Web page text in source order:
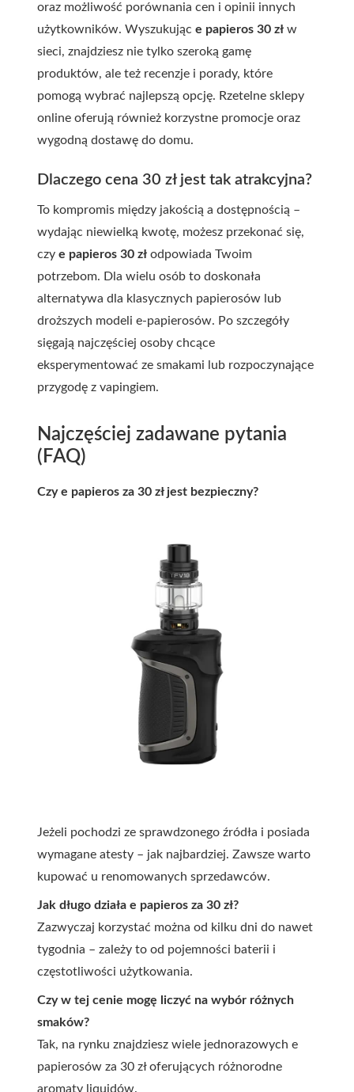
oraz możliwość porównania cen i opinii innych
użytkowników. Wyszukując e papieros 30 zł w
sieci, znajdziesz nie tylko szeroką gamę
produktów, ale też recenzje i porady, które
pomogą wybrać najlepszą opcję. Rzetelne sklepy
online oferują również korzystne promocje oraz
wygodną dostawę do domu.
Dlaczego cena 30 zł jest tak atrakcyjna?
To kompromis między jakością a dostępnością –
wydając niewielką kwotę, możesz przekonać się,
czy e papieros 30 zł odpowiada Twoim
potrzebom. Dla wielu osób to doskonała
alternatywa dla klasycznych papierosów lub
droższych modeli e-papierosów. Po szczegóły
sięgają najczęściej osoby chcące
eksperymentować ze smakami lub rozpoczynające
przygodę z vapingiem.
Najczęściej zadawane pytania
(FAQ)
Czy e papieros za 30 zł jest bezpieczny?
Jeżeli pochodzi ze sprawdzonego źródła i posiada
wymagane atesty – jak najbardziej. Zawsze warto
kupować u renomowanych sprzedawców.
Jak długo działa e papieros za 30 zł?
Zazwyczaj korzystać można od kilku dni do nawet
tygodnia – zależy to od pojemności baterii i
częstotliwości użytkowania.
Czy w tej cenie mogę liczyć na wybór różnych
smaków?
Tak, na rynku znajdziesz wiele jednorazowych e
papierosów za 30 zł oferujących różnorodne
aromaty liquidów.